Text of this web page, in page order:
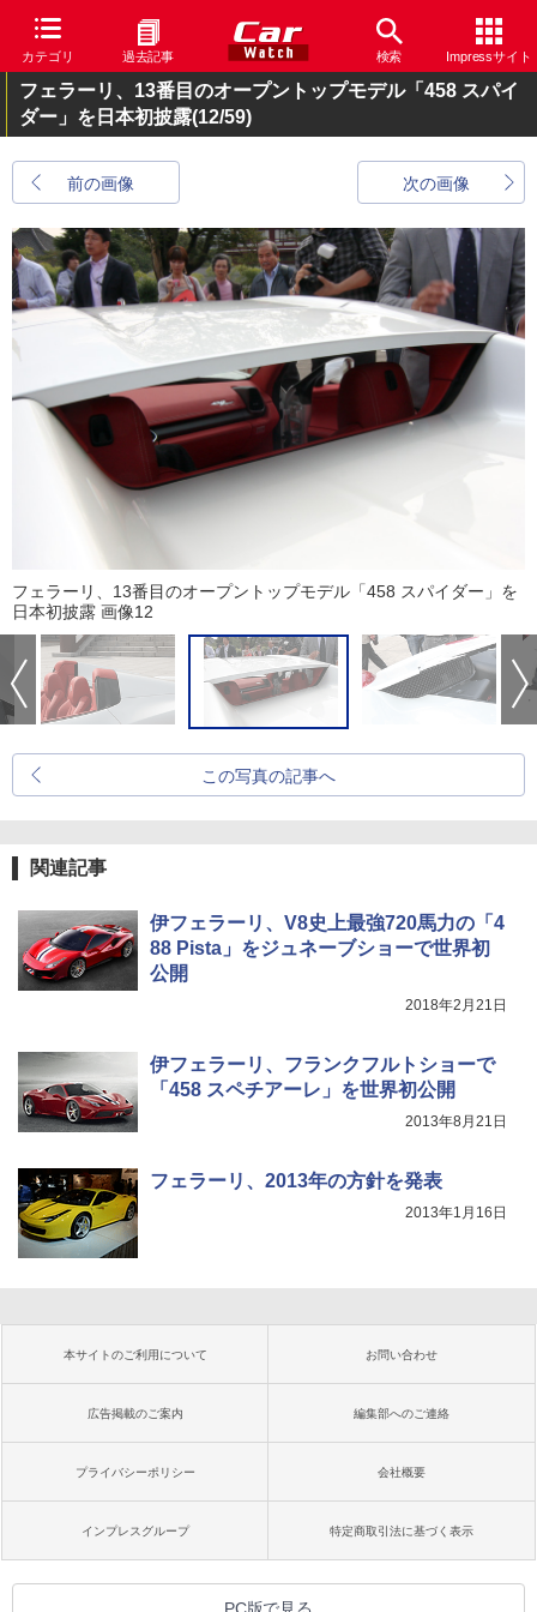
カテゴリ 過去記事 検索 Impressサイト
フェラーリ、13番目のオープントップモデル「458 スパイ
ダー」を日本初披露(12/59)
前の画像 次の画像
フェラーリ、13番目のオープントップモデル「458 スパイダー」を
日本初披露 画像12
この写真の記事へ
関連記事
伊フェラーリ、V8史上最強720馬力の「4
88 Pista」をジュネーブショーで世界初
公開
2018年2月21日
伊フェラーリ、フランクフルトショーで
「458 スペチアーレ」を世界初公開
2013年8月21日
フェラーリ、2013年の方針を発表
2013年1月16日
本サイトのご利用について お問い合わせ
広告掲載のご案内 編集部へのご連絡
プライバシーポリシー 会社概要
インプレスグループ 特定商取引法に基づく表示